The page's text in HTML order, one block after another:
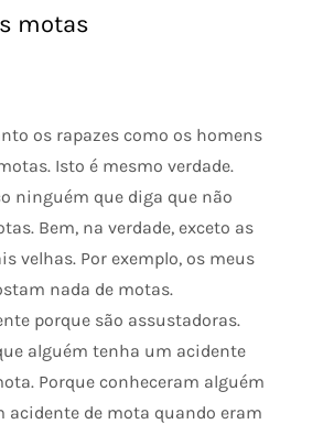
motas
os rapazes como os homens
Isto é mesmo verdade.
ninguém que diga que não
Bem, na verdade, exceto as
velhas. Por exemplo, os meus
nada de motas.
porque são assustadoras.
alguém tenha um acidente
Porque conheceram alguém
acidente de mota quando eram